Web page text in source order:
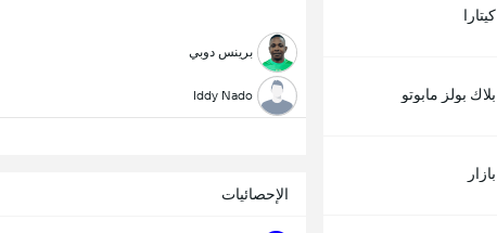
كيتارا
بلاك بولز مابوتو
بازار
برينس دوبي
Iddy Nado
الإحصائيات